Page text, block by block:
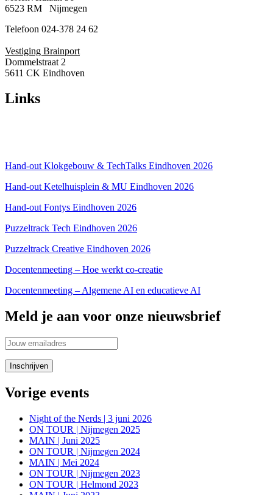
6523 RM Nijmegen
Telefoon 024-378 24 62
Vestiging Brainport
Dommelstraat 2
5611 CK Eindhoven
Links
Hand-out Klokgebouw & TechTalks Eindhoven 2026
Hand-out Ketelhuisplein & MU Eindhoven 2026
Hand-out Fontys Eindhoven 2026
Puzzeltrack Tech Eindhoven 2026
Puzzeltrack Creative Eindhoven 2026
Docentenmeeting – Hoe werkt co-creatie
Docentenmeeting – Algemene AI en educatieve AI
Meld je aan voor onze nieuwsbrief
Vorige events
Night of the Nerds | 3 juni 2026
ON TOUR | Nijmegen 2025
MAIN | Juni 2025
ON TOUR | Nijmegen 2024
MAIN | Mei 2024
ON TOUR | Nijmegen 2023
ON TOUR | Helmond 2023